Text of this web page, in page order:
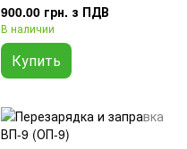
900.00 грн. з ПДВ
В наличии
Купить